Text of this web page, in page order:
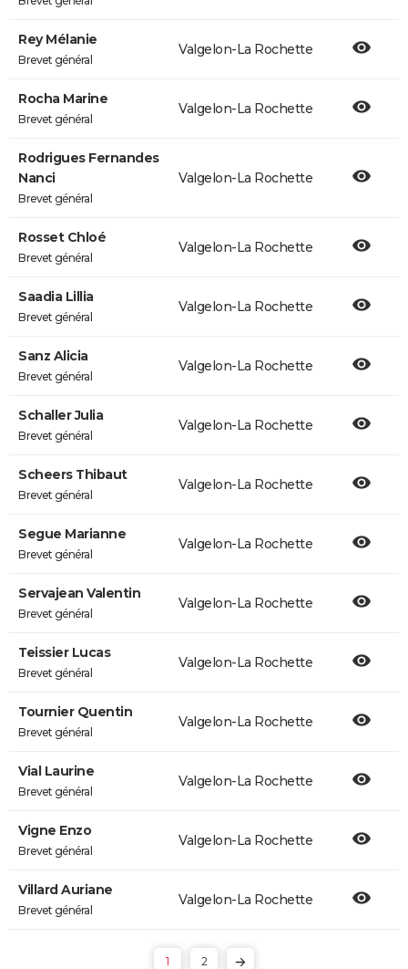
Rey Mélanie
Brevet général
Valgelon-La Rochette
Rocha Marine
Brevet général
Valgelon-La Rochette
Rodrigues Fernandes
Nanci
Brevet général
Valgelon-La Rochette
Rosset Chloé
Brevet général
Valgelon-La Rochette
Saadia Lillia
Brevet général
Valgelon-La Rochette
Sanz Alicia
Brevet général
Valgelon-La Rochette
Schaller Julia
Brevet général
Valgelon-La Rochette
Scheers Thibaut
Brevet général
Valgelon-La Rochette
Segue Marianne
Brevet général
Valgelon-La Rochette
Servajean Valentin
Brevet général
Valgelon-La Rochette
Teissier Lucas
Brevet général
Valgelon-La Rochette
Tournier Quentin
Brevet général
Valgelon-La Rochette
Vial Laurine
Brevet général
Valgelon-La Rochette
Vigne Enzo
Brevet général
Valgelon-La Rochette
Villard Auriane
Brevet général
Valgelon-La Rochette
1 2